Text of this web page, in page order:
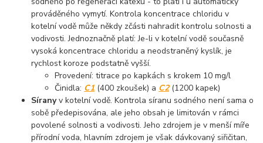
prováděného vymytí. Kontrola koncentrace chloridu v
kotelní vodě může někdy zčásti nahradit kontrolu solnosti a
vodivosti. Jednoznačně platí: Je-li v kotelní vodě současně
vysoká koncentrace chloridu a neodstraněný kyslík, je
rychlost koroze podstatně vyšší.
Provedení: titrace po kapkách s krokem 10 mg/l
Činidla: C1 (400 zkoušek) a C2 (1200 kapek)
Síranyv kotelní vodě. Kontrola síranu sodného není sama o
sobě předepisována, ale jeho obsah je limitován v rámci
povolené solnosti a vodivosti. Jeho zdrojem je v menší míře
přírodní voda, hlavním zdrojem je však dávkovaný siřičitan,